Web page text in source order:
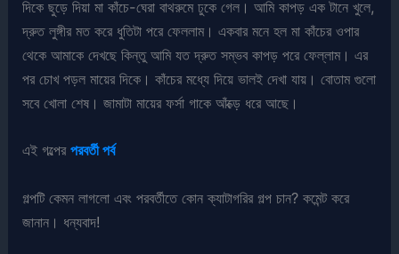
দিকে ছুড়ে দিয়া মা কাঁচে-ঘেরা বাথরুমে ঢুকে গেল। আমি কাপড় এক টানে খুলে,
দ্রুত লুঙ্গীর মত করে ধুতিটা পরে ফেললাম। একবার মনে হল মা কাঁচের ওপার
থেকে আমাকে দেখছে কিন্তু আমি যত দ্রুত সম্ভব কাপড় পরে ফেল্লাম। এর
পর চোখ পড়ল মায়ের দিকে। কাঁচের মধ্যে দিয়ে ভালই দেখা যায়। বোতাম গুলো
সবে খোলা শেষ। জামাটা মায়ের ফর্সা গাকে আঁক্ড়ে ধরে আছে।
এই গল্পেরপরবর্তী পর্ব
গল্পটি কেমন লাগলো এবং পরবর্তীতে কোন ক্যাটাগরির গল্প চান? কমেন্ট করে
জানান। ধন্যবাদ!